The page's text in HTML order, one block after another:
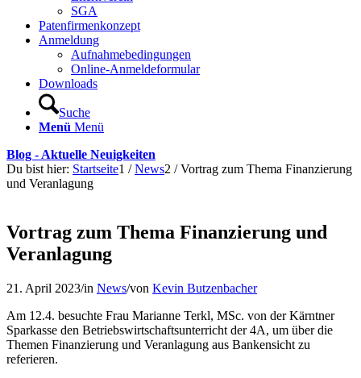
SGA
Patenfirmenkonzept
Anmeldung
Aufnahmebedingungen
Online-Anmeldeformular
Downloads
Suche
Menü Menü
Blog - Aktuelle Neuigkeiten
Du bist hier: Startseite1 / News2 / Vortrag zum Thema Finanzierung
und Veranlagung
Vortrag zum Thema Finanzierung und
Veranlagung
21. April 2023/in News/von Kevin Butzenbacher
Am 12.4. besuchte Frau Marianne Terkl, MSc. von der Kärntner
Sparkasse den Betriebswirtschaftsunterricht der 4A, um über die
Themen Finanzierung und Veranlagung aus Bankensicht zu
referieren.